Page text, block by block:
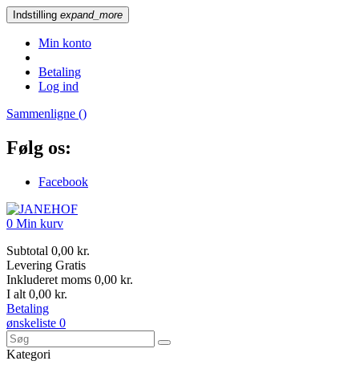
Indstilling expand_more
Min konto
Betaling
Log ind
Sammenligne ()
Følg os:
Facebook
0 Min kurv
Subtotal 0,00 kr.
Levering Gratis
Inkluderet moms 0,00 kr.
I alt 0,00 kr.
Betaling
ønskeliste 0
Kategori